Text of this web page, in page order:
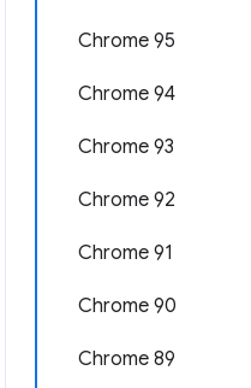
Chrome 95
Chrome 94
Chrome 93
Chrome 92
Chrome 91
Chrome 90
Chrome 89